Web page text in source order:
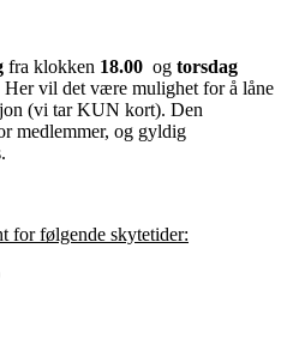
fra klokken 18.00 og torsdag
Her vil det være mulighet for å låne
(vi tar KUN kort). Den
medlemmer, og gyldig
for følgende skytetider: